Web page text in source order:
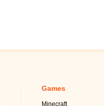
Games
Minecraft